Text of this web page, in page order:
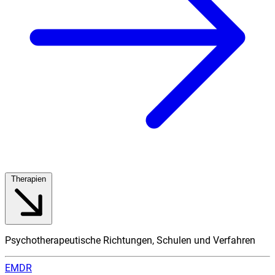
Psychotherapeutische Richtungen, Schulen und Verfahren
EMDR